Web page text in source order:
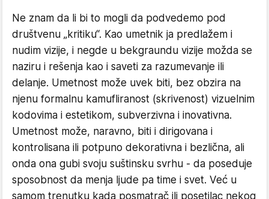
Ne znam da li bi to mogli da podvedemo pod
društvenu „kritiku“. Kao umetnik ja predlažem i
nudim vizije, i negde u bekgraundu vizije možda se
naziru i rešenja kao i saveti za razumevanje ili
delanje. Umetnost može uvek biti, bez obzira na
njenu formalnu kamufliranost (skrivenost) vizuelnim
kodovima i estetikom, subverzivna i inovativna.
Umetnost može, naravno, biti i dirigovana i
kontrolisana ili potpuno dekorativna i bezlična, ali
onda ona gubi svoju suštinsku svrhu - da poseduje
sposobnost da menja ljude pa time i svet. Već u
samom trenutku kada posmatrač ili posetilac nekog